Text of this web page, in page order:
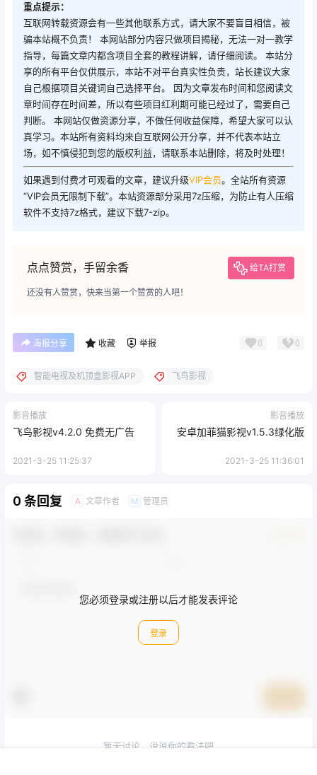
重点提示：
互联网转载资源会有一些其他联系方式，请大家不要盲目相信，被
骗本站概不负责！ 本网站部分内容只做项目揭秘，无法一对一教学
指导，每篇文章内都含项目全套的教程讲解，请仔细阅读。 本站分
享的所有平台仅供展示，本站不对平台真实性负责，站长建议大家
自己根据项目关键词自己选择平台。 因为文章发布时间和您阅读文
章时间存在时间差，所以有些项目红利期可能已经过了，需要自己
判断。 本网站仅做资源分享，不做任何收益保障，希望大家可以认
真学习。本站所有资料均来自互联网公开分享，并不代表本站立
场，如不慎侵犯到您的版权利益，请联系本站删除，将及时处理！
如果遇到付费才可观看的文章，建议升级VIP会员。全站所有资源
“VIP会员无限制下载”。本站资源部分采用7z压缩，为防止有人压缩
软件不支持7z格式，建议下载7-zip。
点点赞赏，手留余香 给TA打赏
还没有人赞赏，快来当第一个赞赏的人吧！
海报分享 收藏 举报 0 0
智能电视及机顶盒影视APP 飞鸟影视
影音播放
飞鸟影视v4.2.0 免费无广告
2021-3-25 11:25:37
影音播放
安卓加菲猫影视v1.5.3绿化版
2021-3-25 11:36:01
0 条回复 A 文章作者 M 管理员
您必须登录或注册以后才能发表评论
登录
暂无讨论，说说你的看法吧